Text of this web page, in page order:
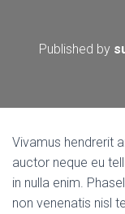
Published by
Vivamus hendrerit
auctor neque eu
in nulla enim.
non venenatis nisl